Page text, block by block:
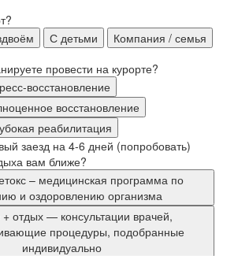
С детьми
Компания / семья
провести на курорте?
восстановление
восстановление
реабилитация
заезд на 4-6 дней (попробовать)
вам ближе?
– медицинская программа по
и оздоровлению организма
отдых — консультации врачей,
процедуры, подобранные
индивидуально